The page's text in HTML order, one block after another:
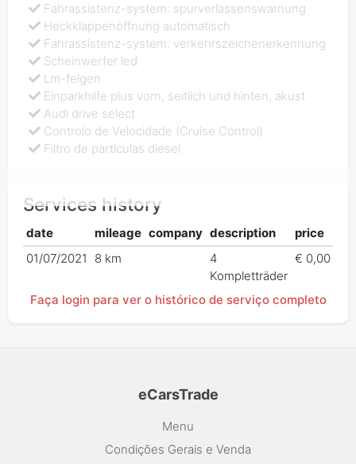
Fahrassistenz-system: spurverlassenswarnung
Heckklappenöffnung automatisch
Fahrassistenz-system: verkehrszeichenerkennung
Scheinwerfer led
Lm-felgen
Einparkhilfe plus vorn, seitlich und hinten, akust
Audi drive select
Controlo de Velocidade (Cruise Control)
Filtro de partículas diesel
Services history
date mileage company description
price
01/07/2021
8 km
4
Kompletträder
€ 0,00
Faça login para ver o histórico de serviço completo
eCarsTrade
Menu
Condições Gerais e Venda